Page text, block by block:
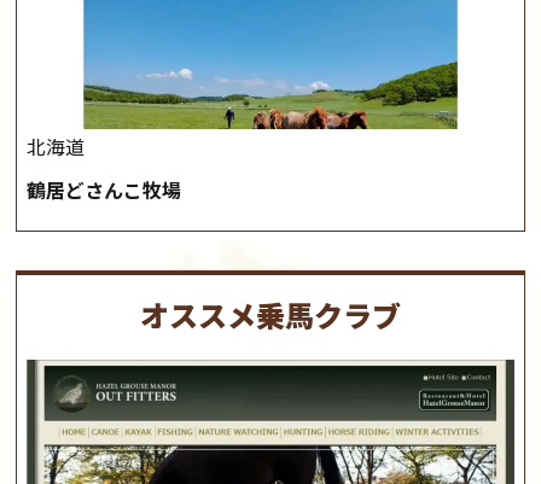
北海道
鶴居どさんこ牧場
オススメ乗馬クラブ